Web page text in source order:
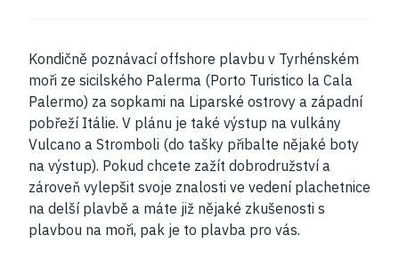
Kondičně poznávací offshore plavbu v Tyrhénském
moři ze sicilského Palerma (Porto Turistico la Cala
Palermo) za sopkami na Liparské ostrovy a západní
pobřeží Itálie. V plánu je také výstup na vulkány
Vulcano a Stromboli (do tašky přibalte nějaké boty
na výstup). Pokud chcete zažít dobrodružství a
zároveň vylepšit svoje znalosti ve vedení plachetnice
na delší plavbě a máte již nějaké zkušenosti s
plavbou na moři, pak je to plavba pro vás.